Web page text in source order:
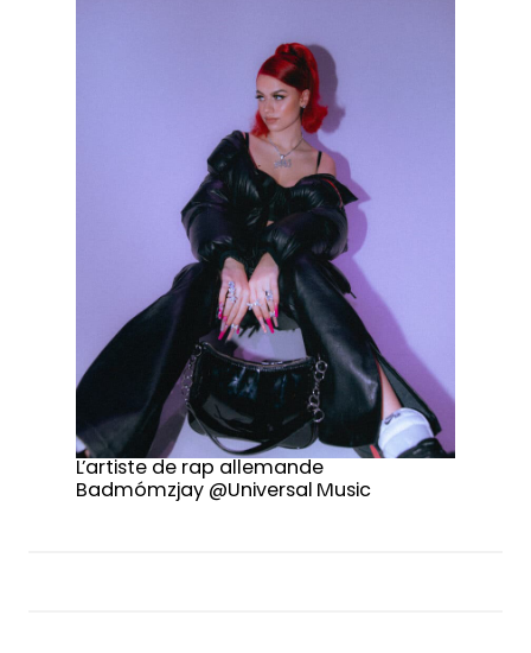
L’artiste de rap allemande
Badmómzjay @Universal Music